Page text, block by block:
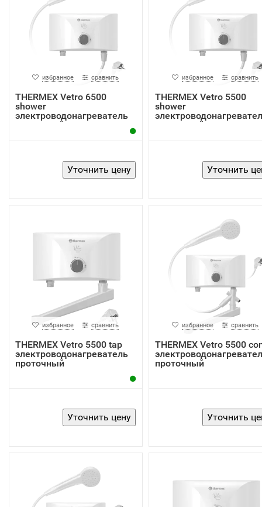
избранное сравнить
THERMEX Vetro 6500
shower
электроводонагреватель
проточный
избранное сравнить
THERMEX Vetro 5500
shower
проточный
избранное сравнить
THERMEX Vetro 5500 tap
электроводонагреватель
проточный
избранное сравнить
THERMEX Vetro 5500
проточный